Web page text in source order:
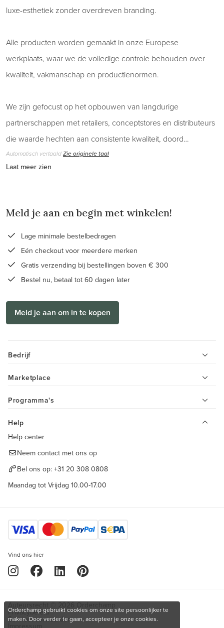
luxe-esthetiek zonder overdreven branding.
Alle producten worden gemaakt in onze Europese
werkplaats, waar we de volledige controle behouden over
kwaliteit, vakmanschap en productienormen.
We zijn gefocust op het opbouwen van langdurige
partnerschappen met retailers, conceptstores en distributeurs
die waarde hechten aan consistente kwaliteit, doord…
Automatisch vertaaldZie originele taal
Laat meer zien
Meld je aan en begin met winkelen!
Lage minimale bestelbedragen
Eén checkout voor meerdere merken
Gratis verzending bij bestellingen boven € 300
Bestel nu, betaal tot 60 dagen later
Meld je aan om in te kopen
Bedrijf
Marketplace
Programma's
Help
Help center
Neem contact met ons op
Bel ons op: +31 20 308 0808
Maandag tot Vrijdag 10.00-17.00
Vind ons hier
Auteursrecht © 2026 Orderchamp
Privacybeleid
Servicevoorwaarden
Orderchamp gebruikt cookies om onze site persoonlijker te
maken. Door verder te gaan, accepteer je onze cookies.